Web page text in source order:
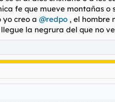
fe que mueve montañas o
yo creo a @redpo , el hombre
la negrura del que no